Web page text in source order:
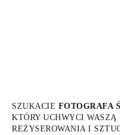
SZUKACIE FOTOGRAFA
KTÓRY UCHWYCI
REŻYSEROWANIA I